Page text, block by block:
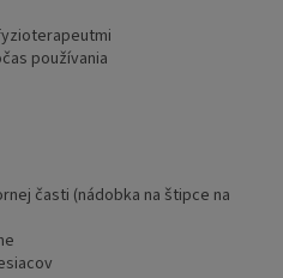
používania
časti (nádobka na štipce na